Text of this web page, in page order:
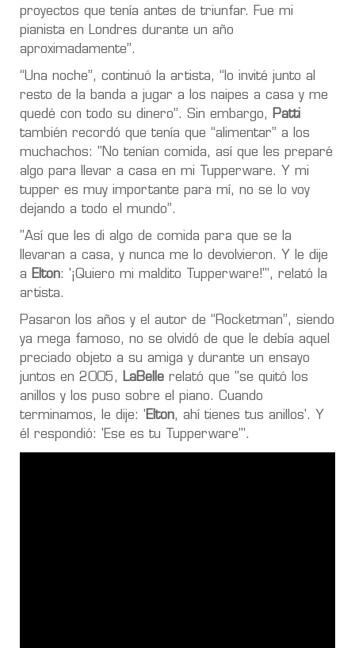
proyectos que tenía antes de triunfar. Fue mi
pianista en Londres durante un año
aproximadamente”.
“Una noche”, continuó la artista, “lo invité junto al
resto de la banda a jugar a los naipes a casa y me
quedé con todo su dinero”. Sin embargo,
Patti
también recordó que tenía que “alimentar” a los
muchachos: "No tenían comida, así que les preparé
algo para llevar a casa en mi Tupperware. Y mi
tupper es muy importante para mí, no se lo voy
dejando a todo el mundo”.
"Así que les di algo de comida para que se la
llevaran a casa, y nunca me lo devolvieron. Y le dije
a Elton: '¡Quiero mi maldito Tupperware!'", relató la
artista.
Pasaron los años y el autor de “Rocketman”, siendo
ya mega famoso, no se olvidó de que le debía aquel
preciado objeto a su amiga y durante un ensayo
juntos en 2005,
LaBelle relató que "se quitó los
anillos y los puso sobre el piano. Cuando
terminamos, le dije: 'Elton, ahí tienes tus anillos'. Y
él respondió: 'Ese es tu Tupperware'".